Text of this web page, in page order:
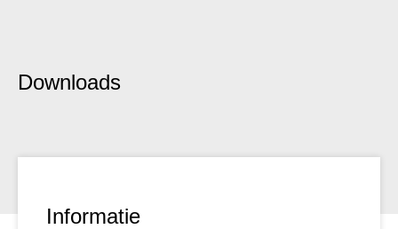
Downloads
Informatie